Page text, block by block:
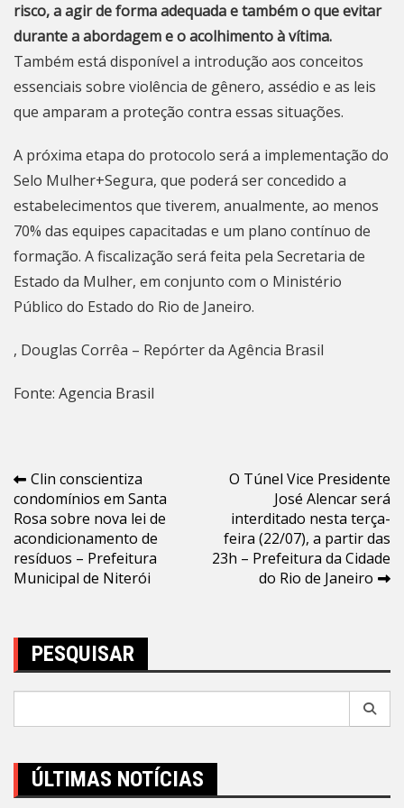
risco, a agir de forma adequada e também o que evitar
durante a abordagem e o acolhimento à vítima.
Também está disponível a introdução aos conceitos
essenciais sobre violência de gênero, assédio e as leis
que amparam a proteção contra essas situações.
A próxima etapa do protocolo será a implementação do
Selo Mulher+Segura, que poderá ser concedido a
estabelecimentos que tiverem, anualmente, ao menos
70% das equipes capacitadas e um plano contínuo de
formação. A fiscalização será feita pela Secretaria de
Estado da Mulher, em conjunto com o Ministério
Público do Estado do Rio de Janeiro.
, Douglas Corrêa – Repórter da Agência Brasil
Fonte: Agencia Brasil
Navegação
de
Post
Clin conscientiza
condomínios em Santa
Rosa sobre nova lei de
acondicionamento de
resíduos – Prefeitura
Municipal de Niterói
O Túnel Vice Presidente
José Alencar será
interditado nesta terça-
feira (22/07), a partir das
23h – Prefeitura da Cidade
do Rio de Janeiro
PESQUISAR
ÚLTIMAS NOTÍCIAS